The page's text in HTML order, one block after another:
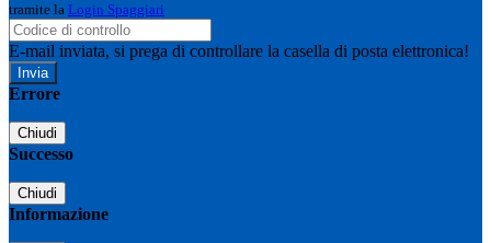
tramite la Login Spaggiari
E-mail inviata, si prega di controllare la casella di posta elettronica!
Errore
Chiudi
Successo
Chiudi
Informazione